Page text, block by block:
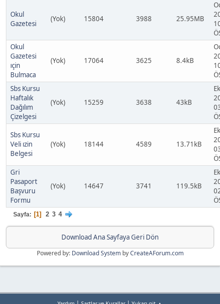
Okul
Gazetesi
(Yok) 15804 3988 25.95MB
Okul
Gazetesi
ıçin
Bulmaca
(Yok) 17064 3625 8.4kB
Sbs Kursu
Haftalık
Dağılım
Çizelgesi
(Yok) 15259 3638 43kB
Sbs Kursu
Veli ızin
Belgesi
(Yok) 18144 4589 13.71kB
Gri
Pasaport
Başvuru
Formu
(Yok) 14647 3741 119.5kB
Sayfa 1 2 3 4
Download Ana Sayfaya Geri Dön
Powered by: Download SystembyCreateAForum.com